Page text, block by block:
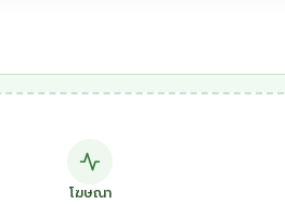
โฆษณา